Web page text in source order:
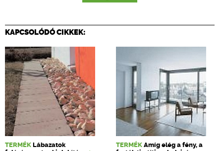
KAPCSOLÓDÓ CIKKEK:
TERMÉK Lábazatok
TERMÉK Amíg elég a fény, a